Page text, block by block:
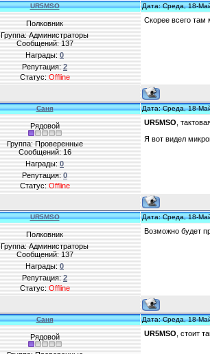
UR5MSO Дата: Среда, 18-
Полковник
Группа: Администраторы
Сообщений:137
Награды:0
Репутация:2
Статус:Offline
Скорее всего там
Cаня Дата: Среда, 18-
Рядовой
Группа: Проверенные
Сообщений:16
Награды:0
Репутация:0
Статус:Offline
UR5MSO ,
Я вот видел
UR5MSO Дата: Среда, 18-
Полковник
Группа: Администраторы
Сообщений:137
Награды:0
Репутация:2
Статус:Offline
Возможно будет
Cаня Дата: Среда, 18-
Рядовой UR5MSO , стоит